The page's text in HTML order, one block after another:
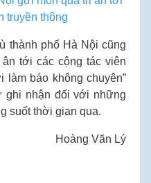
truyền thông
thành phố Hà Nội cũng
tới các cộng tác viên
làm báo không chuyên”
ghi nhận đối với những
suốt thời gian qua.
Hoàng Văn Lý